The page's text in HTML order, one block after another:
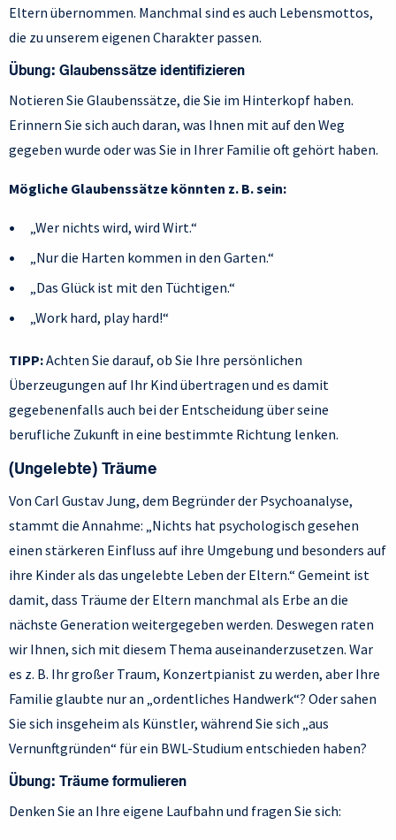
Eltern übernommen. Manchmal sind es auch Lebensmottos,
die zu unserem eigenen Charakter passen.
Übung: Glaubenssätze identifizieren
Notieren Sie Glaubenssätze, die Sie im Hinterkopf haben.
Erinnern Sie sich auch daran, was Ihnen mit auf den Weg
gegeben wurde oder was Sie in Ihrer Familie oft gehört haben.
Mögliche Glaubenssätze könnten z. B. sein:
„Wer nichts wird, wird Wirt.“
„Nur die Harten kommen in den Garten.“
„Das Glück ist mit den Tüchtigen.“
„Work hard, play hard!“
TIPP:Achten Sie darauf, ob Sie Ihre persönlichen
Überzeugungen auf Ihr Kind übertragen und es damit
gegebenenfalls auch bei der Entscheidung über seine
berufliche Zukunft in eine bestimmte Richtung lenken.
(Ungelebte) Träume
Von Carl Gustav Jung, dem Begründer der Psychoanalyse,
stammt die Annahme: „Nichts hat psychologisch gesehen
einen stärkeren Einfluss auf ihre Umgebung und besonders auf
ihre Kinder als das ungelebte Leben der Eltern.“ Gemeint ist
damit, dass Träume der Eltern manchmal als Erbe an die
nächste Generation weitergegeben werden. Deswegen raten
wir Ihnen, sich mit diesem Thema auseinanderzusetzen. War
es z. B. Ihr großer Traum, Konzertpianist zu werden, aber Ihre
Familie glaubte nur an „ordentliches Handwerk“? Oder sahen
Sie sich insgeheim als Künstler, während Sie sich „aus
Vernunftgründen“ für ein BWL-Studium entschieden haben?
Übung: Träume formulieren
Denken Sie an Ihre eigene Laufbahn und fragen Sie sich: